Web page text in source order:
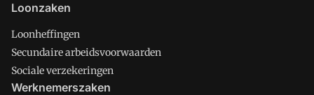
Loonzaken
Loonheffingen
Secundaire arbeidsvoorwaarden
Sociale verzekeringen
Werknemerszaken